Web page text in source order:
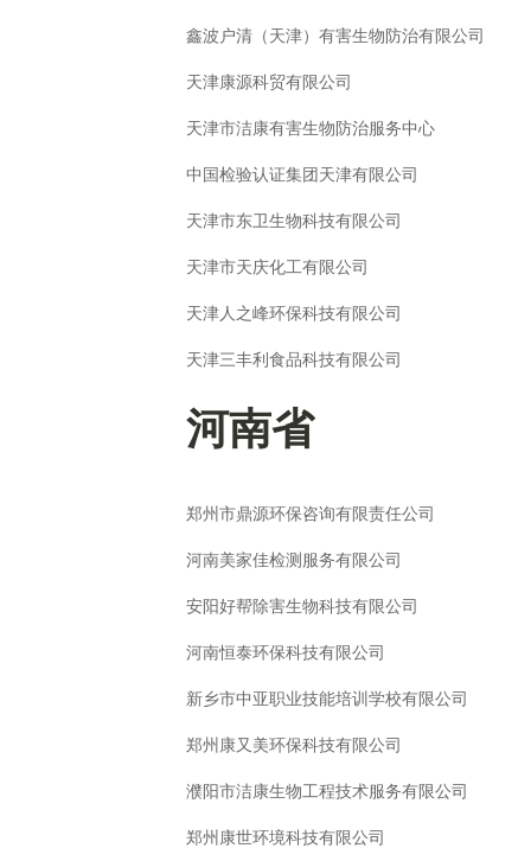
鑫波户清（天津）有害生物防治有限公司
天津康源科贸有限公司
天津市洁康有害生物防治服务中心
中国检验认证集团天津有限公司
天津市东卫生物科技有限公司
天津市天庆化工有限公司
天津人之峰环保科技有限公司
天津三丰利食品科技有限公司
河南省
郑州市鼎源环保咨询有限责任公司
河南美家佳检测服务有限公司
安阳好帮除害生物科技有限公司
河南恒泰环保科技有限公司
新乡市中亚职业技能培训学校有限公司
郑州康又美环保科技有限公司
濮阳市洁康生物工程技术服务有限公司
郑州康世环境科技有限公司